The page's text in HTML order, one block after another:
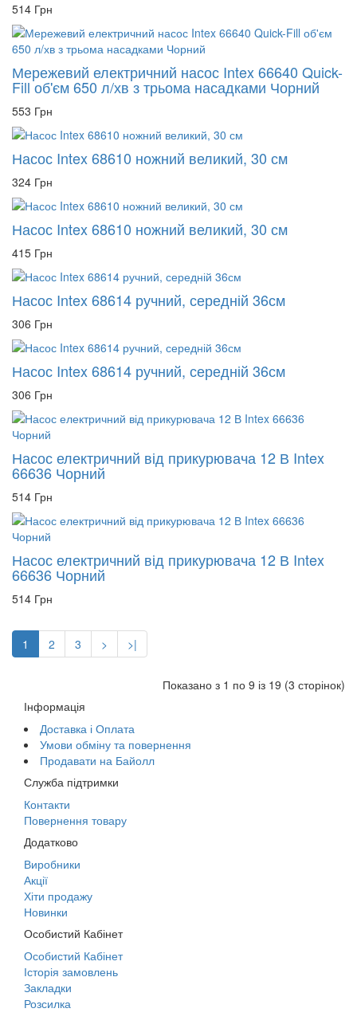
514 Грн
Мережевий електричний насос Intex 66640 Quick-
Fill об'єм 650 л/хв з трьома насадками Чорний
553 Грн
Насос Intex 68610 ножний великий, 30 см
324 Грн
Насос Intex 68610 ножний великий, 30 см
415 Грн
Насос Intex 68614 ручний, середній 36см
306 Грн
Насос Intex 68614 ручний, середній 36см
306 Грн
Насос електричний від прикурювача 12 В Intex
66636 Чорний
514 Грн
Насос електричний від прикурювача 12 В Intex
66636 Чорний
514 Грн
1 2 3 > >|
Показано з 1 по 9 із 19 (3 сторінок)
Інформація
Доставка і Оплата
Умови обміну та повернення
Продавати на Байолл
Служба підтримки
Контакти
Повернення товару
Додатково
Виробники
Акції
Хіти продажу
Новинки
Особистий Кабінет
Особистий Кабінет
Історія замовлень
Закладки
Розсилка